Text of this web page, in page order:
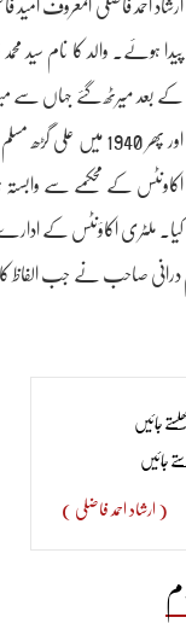
پیدا ہوئے۔ والد کا نام سید
کے بعد میرٹھ گئے جہاں سے
کیا۔ ملٹری اکاؤنٹس کے
صاحب نے جب الفاظ کا
انہوں نے امید فاضلی
سخن میں طبع آزمائی کی۔
جائیں
جائیں
( ارشاد احمد فاضلی )